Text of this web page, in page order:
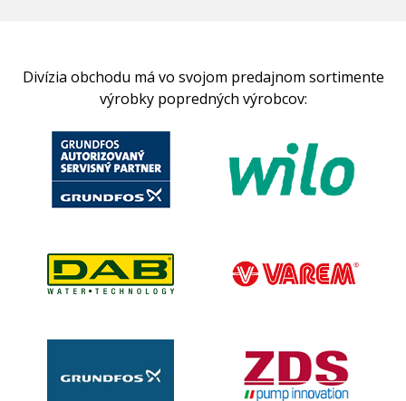
Divízia obchodu má vo svojom predajnom sortimente
výrobky popredných výrobcov: